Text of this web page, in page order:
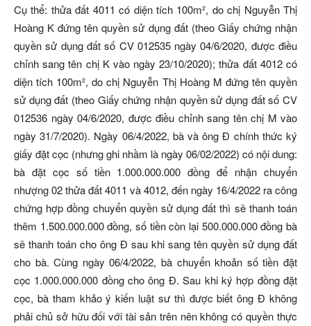
Cụ thể: thửa đất 4011 có diện tích 100m², do chị Nguyễn Thị
Hoàng K đứng tên quyền sử dụng đất (theo Giấy chứng nhận
quyền sử dụng đất số CV 012535 ngày 04/6/2020, được điều
chỉnh sang tên chị K vào ngày 23/10/2020); thửa đất 4012 có
diện tích 100m², do chị Nguyễn Thị Hoàng M đứng tên quyền
sử dụng đất (theo Giấy chứng nhận quyền sử dụng đất số CV
012536 ngày 04/6/2020, được điều chỉnh sang tên chị M vào
ngày 31/7/2020). Ngày 06/4/2022, bà và ông Đ chính thức ký
giấy đặt cọc (nhưng ghi nhầm là ngày 06/02/2022) có nội dung:
bà đặt cọc số tiền 1.000.000.000 đồng để nhận chuyển
nhượng 02 thửa đất 4011 và 4012, đến ngày 16/4/2022 ra công
chứng hợp đồng chuyển quyền sử dụng đất thì sẽ thanh toán
thêm 1.500.000.000 đồng, số tiền còn lại 500.000.000 đồng bà
sẽ thanh toán cho ông Đ sau khi sang tên quyền sử dụng đất
cho bà. Cùng ngày 06/4/2022, bà chuyển khoản số tiền đặt
cọc 1.000.000.000 đồng cho ông Đ. Sau khi ký hợp đồng đặt
cọc, bà tham khảo ý kiến luật sư thì được biết ông Đ không
phải chủ sở hữu đối với tài sản trên nên không có quyền thực